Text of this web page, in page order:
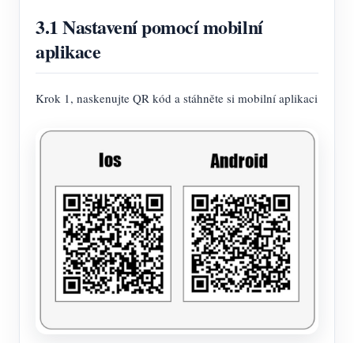
3.1 Nastavení pomocí mobilní
aplikace
Krok 1, naskenujte QR kód a stáhněte si mobilní aplikaci